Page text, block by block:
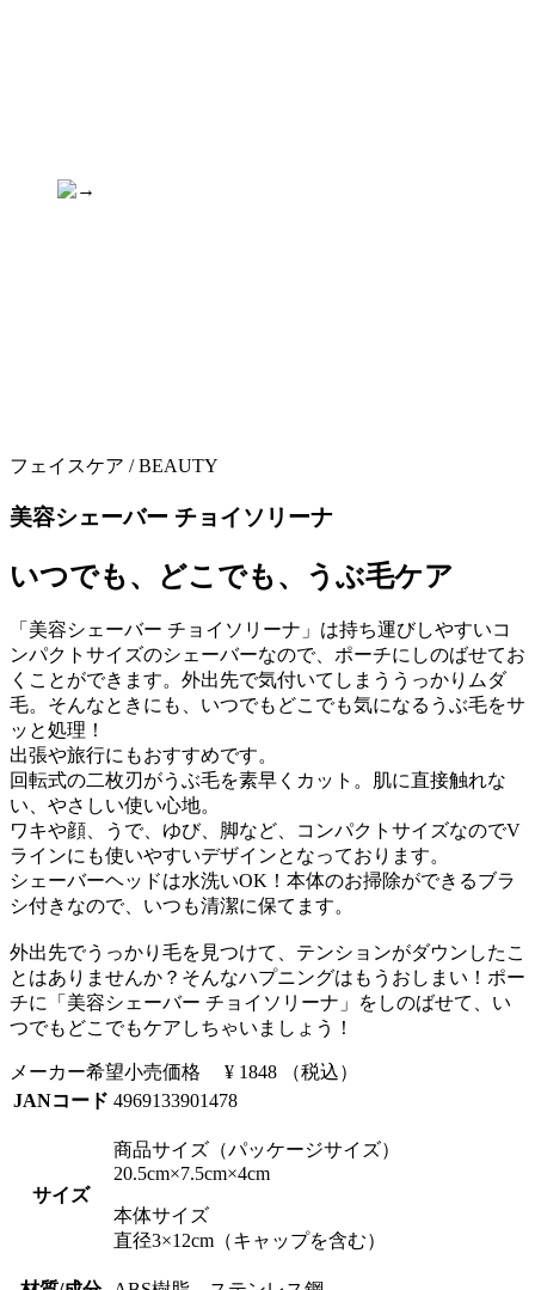
フェイスケア /BEAUTY
美容シェーバー チョイソリーナ
いつでも、どこでも、うぶ毛ケア
「美容シェーバー チョイソリーナ」は持ち運びしやすいコ
ンパクトサイズのシェーバーなので、ポーチにしのばせてお
くことができます。外出先で気付いてしまううっかりムダ
毛。そんなときにも、いつでもどこでも気になるうぶ毛をサ
ッと処理！
出張や旅行にもおすすめです。
回転式の二枚刃がうぶ毛を素早くカット。肌に直接触れな
い、やさしい使い心地。
ワキや顔、うで、ゆび、脚など、コンパクトサイズなのでV
ラインにも使いやすいデザインとなっております。
シェーバーヘッドは水洗いOK！本体のお掃除ができるブラ
シ付きなので、いつも清潔に保てます。
外出先でうっかり毛を見つけて、テンションがダウンしたこ
とはありませんか？そんなハプニングはもうおしまい！ポー
チに「美容シェーバー チョイソリーナ」をしのばせて、い
つでもどこでもケアしちゃいましょう！
メーカー希望小売価格 ¥ 1848 （税込）
JANコード 4969133901478
サイズ
商品サイズ（パッケージサイズ）
20.5cm×7.5cm×4cm
本体サイズ
直径3×12cm（キャップを含む）